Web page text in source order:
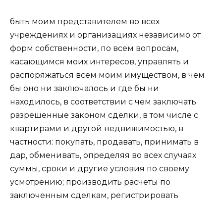
быть моим представителем во всех
учреждениях и организациях независимо от
форм собственности, по всем вопросам,
касающимся моих интересов, управлять и
распоряжаться всем моим имуществом, в чем
бы оно ни заключалось и где бы ни
находилось, в соответствии с чем заключать
разрешенные законом сделки, в том числе с
квартирами и другой недвижимостью, в
частности: покупать, продавать, принимать в
дар, обменивать, определяя во всех случаях
суммы, сроки и другие условия по своему
усмотрению; производить расчеты по
заключенным сделкам, регистрировать